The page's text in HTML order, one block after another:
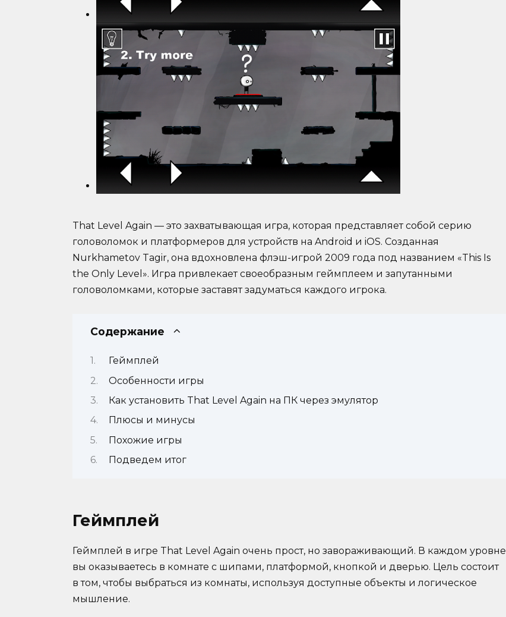
That Level Again — это захватывающая игра, которая представляет собой серию
головоломок и платформеров для устройств на Android и iOS. Созданная
Nurkhametov Tagir, она вдохновлена флэш-игрой 2009 года под названием «This Is
the Only Level». Игра привлекает своеобразным геймплеем и запутанными
головоломками, которые заставят задуматься каждого игрока.
Содержание
Геймплей
Особенности игры
Как установить That Level Again на ПК через эмулятор
Плюсы и минусы
Похожие игры
Подведем итог
Геймплей
Геймплей в игре That Level Again очень прост, но завораживающий. В каждом уровне
вы оказываетесь в комнате с шипами, платформой, кнопкой и дверью. Цель состоит
в том, чтобы выбраться из комнаты, используя доступные объекты и логическое
мышление.